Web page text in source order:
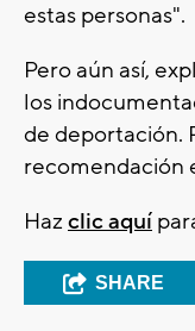
estas personas".
Pero aún así,
los
de deportación.
recomendación
Haz clic aquí
SHARE